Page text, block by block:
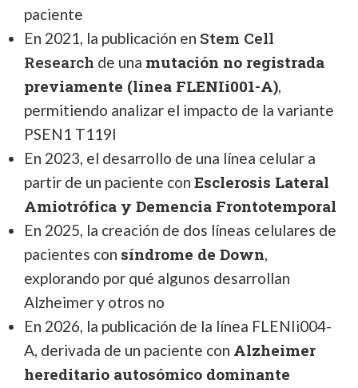
paciente
En 2021, la publicación en Stem Cell
Research de una mutación no registrada
previamente (línea FLENIi001-A),
permitiendo analizar el impacto de la variante
PSEN1 T119I
En 2023, el desarrollo de una línea celular a
partir de un paciente con Esclerosis Lateral
Amiotrófica y Demencia Frontotemporal
En 2025, la creación de dos líneas celulares de
pacientes con síndrome de Down,
explorando por qué algunos desarrollan
Alzheimer y otros no
En 2026, la publicación de la línea FLENIi004-
A, derivada de un paciente con Alzheimer
hereditario autosómico dominante